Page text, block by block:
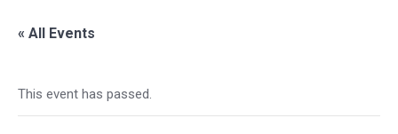
« All Events
This event has passed.